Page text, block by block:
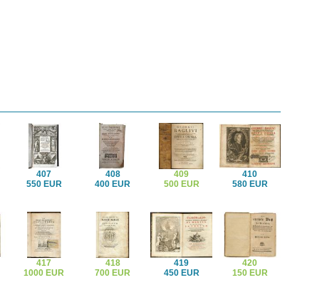
407
550 EUR
408
400 EUR
409
500 EUR
410
580 EUR
417
1000 EUR
418
700 EUR
419
450 EUR
420
150 EUR